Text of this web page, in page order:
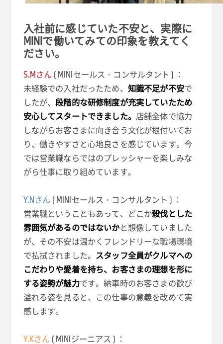
入社前に感じていた不安と、実際に
MINIで働いてみての印象を教えてく
ださい。
S.Mさん ( MINIセールス・コンサルタント ) ：
未経験での入社だったため、 知識不足が不安で
したが、段階的な研修制度が充実していたため
安心してスタートできました。 店舗全体で協力
しながらお客さまに向き合う文化が根付いてお
り、働きやすさと心地良さを感じています。今
では営業職ならではのプレッシャーを楽しみな
がら仕事に取り組めています。
Y.Nさん ( MINIセールス・コンサルタント ) ：
営業職ということもあって、どこか殺伐とした
雰囲気があるのではないかと想像していました
が、その不安は温かくフレンドリーな職場環境
で払拭されました。 スタッフ全員がクルマへの
こだわりや愛着を持ち、お客さまの理想を形に
する姿勢が魅力です。納車時のお客さまの歓び
溢れる姿を見ると、この仕事の意義を改めて実
感します。
Y.Kさん ( MINIジーニアス ) ：